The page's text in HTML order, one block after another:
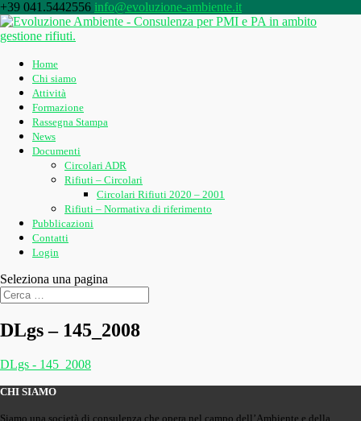
+39 041.5442556 info@evoluzione-ambiente.it
Home
Chi siamo
Attività
Formazione
Rassegna Stampa
News
Documenti
Circolari ADR
Rifiuti – Circolari
Circolari Rifiuti 2020 – 2001
Rifiuti – Normativa di riferimento
Pubblicazioni
Contatti
Login
Seleziona una pagina
DLgs – 145_2008
DLgs - 145_2008
CHI SIAMO
Siamo una società di consulenza che opera nel campo dell’Ambiente e della